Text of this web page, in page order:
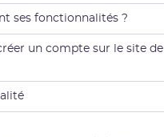
ses fonctionnalités ?
un compte sur le site de